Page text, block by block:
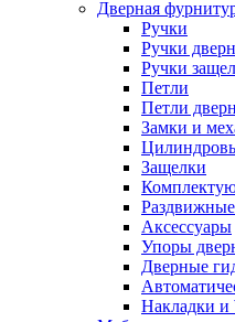
Дверная
Ручки
Ручки
Ручки
Петли
Петли
Замки и
Защелки
Аксессуары
Упоры
Дверные
Накладки и